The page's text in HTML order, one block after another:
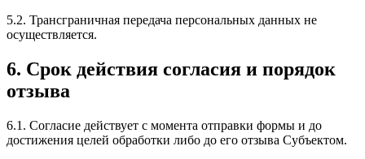
5.2. Трансграничная передача персональных данных не
осуществляется.
6. Срок действия согласия и порядок
отзыва
6.1. Согласие действует с момента отправки формы и до
достижения целей обработки либо до его отзыва Субъектом.